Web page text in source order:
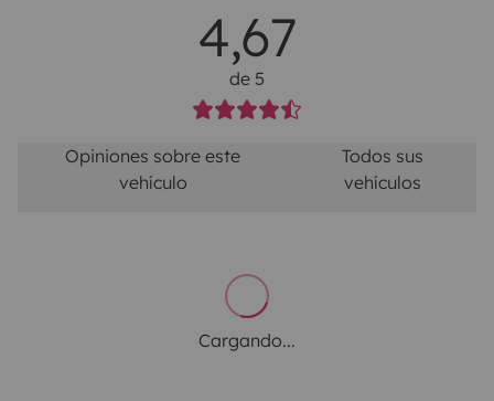
4,67
de 5
Opiniones sobre este
vehículo
Todos sus
vehículos
Cargando...